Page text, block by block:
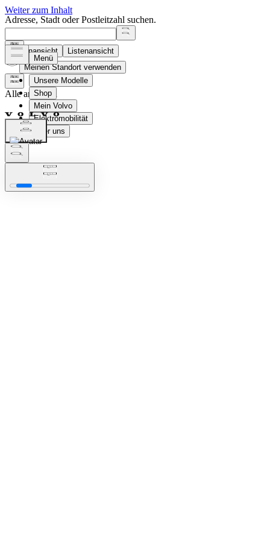
Adresse, Stadt oder Postleitzahl suchen.
Meinen Standort verwenden
Alle anzeigen
Kartenansicht Listenansicht